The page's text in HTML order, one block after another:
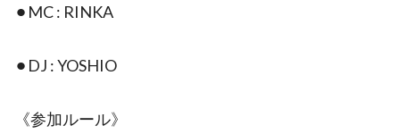
⚫︎MC : RINKA
⚫︎DJ : YOSHIO
《参加ルール》